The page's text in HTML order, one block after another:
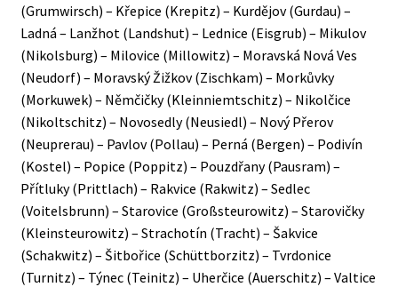
(Grumwirsch) – Křepice (Krepitz) – Kurdějov (Gurdau) –
Ladná – Lanžhot (Landshut) – Lednice (Eisgrub) – Mikulov
(Nikolsburg) – Milovice (Millowitz) – Moravská Nová Ves
(Neudorf) – Moravský Žižkov (Zischkam) – Morkůvky
(Morkuwek) – Němčičky (Kleinniemtschitz) – Nikolčice
(Nikoltschitz) – Novosedly (Neusiedl) – Nový Přerov
(Neuprerau) – Pavlov (Pollau) – Perná (Bergen) – Podivín
(Kostel) – Popice (Poppitz) – Pouzdřany (Pausram) –
Přítluky (Prittlach) – Rakvice (Rakwitz) – Sedlec
(Voitelsbrunn) – Starovice (Großsteurowitz) – Starovičky
(Kleinsteurowitz) – Strachotín (Tracht) – Šakvice
(Schakwitz) – Šitbořice (Schüttborzitz) – Tvrdonice
(Turnitz) – Týnec (Teinitz) – Uherčice (Auerschitz) – Valtice